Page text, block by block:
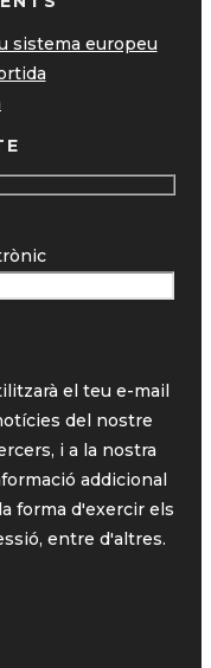
sistema europeu
el teu e-mail
del nostre
i a la nostra
addicional
forma d'exercir els
entre d'altres.